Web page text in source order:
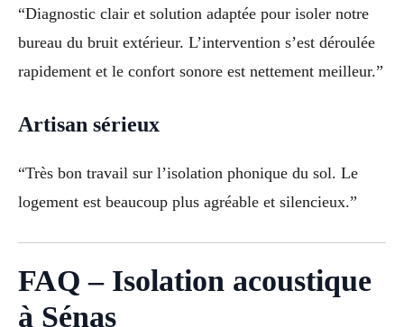
“Diagnostic clair et solution adaptée pour isoler notre
bureau du bruit extérieur. L’intervention s’est déroulée
rapidement et le confort sonore est nettement meilleur.”
Artisan sérieux
“Très bon travail sur l’isolation phonique du sol. Le
logement est beaucoup plus agréable et silencieux.”
FAQ – Isolation acoustique
à Sénas